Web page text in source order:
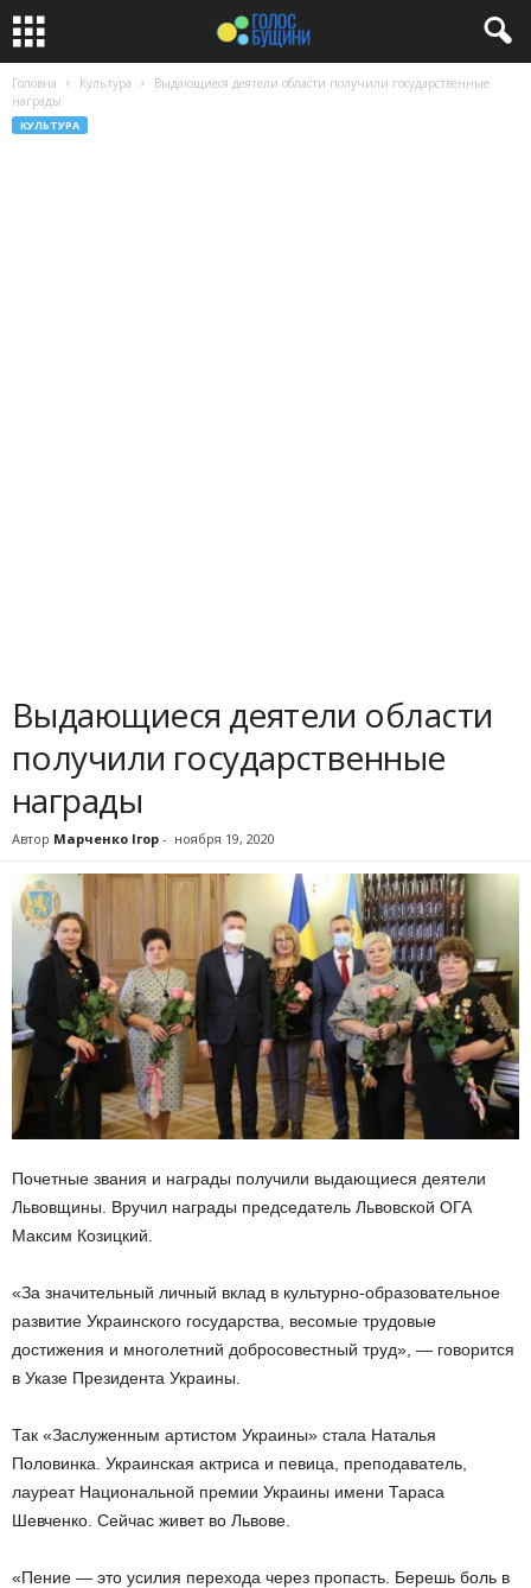
Головна Культура
Выдающиеся деятели области получили государственные
награды
КУЛЬТУРА
Выдающиеся деятели области
получили государственные
награды
Автор Марченко Ігор - ноября 19, 2020
Почетные звания и награды получили выдающиеся деятели
Львовщины. Вручил награды председатель Львовской ОГА
Максим Козицкий.
«За значительный личный вклад в культурно-образовательное
развитие Украинского государства, весомые трудовые
достижения и многолетний добросовестный труд», — говорится
в Указе Президента Украины.
Так «Заслуженным артистом Украины» стала Наталья
Половинка. Украинская актриса и певица, преподаватель,
лауреат Национальной премии Украины имени Тараса
Шевченко. Сейчас живет во Львове.
«Пение — это усилия перехода через пропасть. Берешь боль в